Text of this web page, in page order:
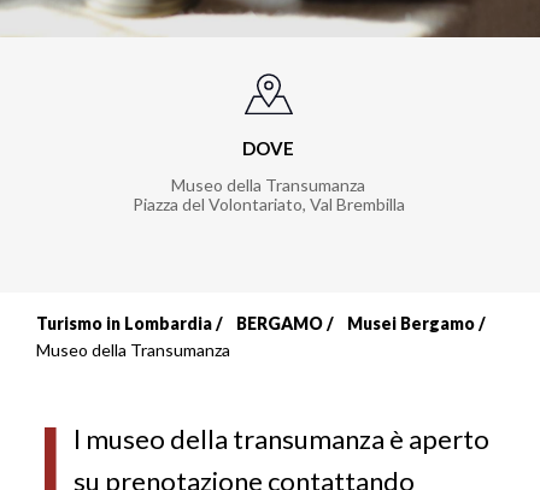
DOVE
Museo della Transumanza
Piazza del Volontariato, Val Brembilla
Briciole
pane
Turismo in Lombardia BERGAMO
Musei Bergamo
Museo della Transumanza
I l museo della transumanza è aperto
su prenotazione contattando